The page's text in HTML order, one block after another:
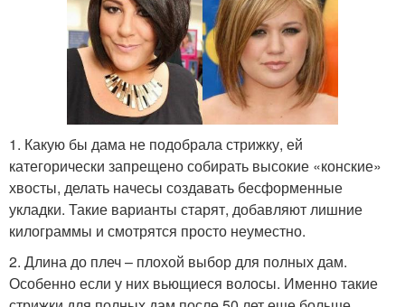
1. Какую бы дама не подобрала стрижку, ей
категорически запрещено собирать высокие «конские»
хвосты, делать начесы создавать бесформенные
укладки. Такие варианты старят, добавляют лишние
килограммы и смотрятся просто неуместно.
2. Длина до плеч – плохой выбор для полных дам.
Особенно если у них вьющиеся волосы. Именно такие